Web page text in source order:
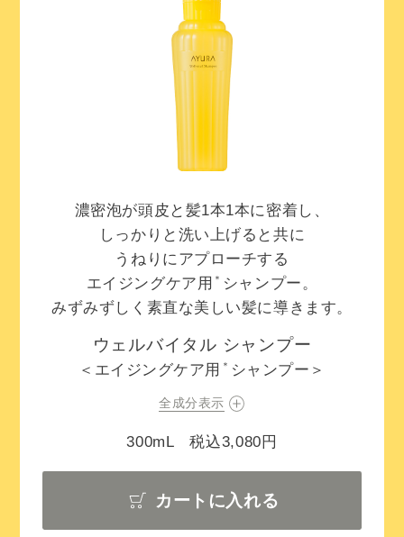
濃密泡が頭皮と髪1本1本に密着し、
しっかりと洗い上げると共に
うねりにアプローチする
エイジングケア用 ＊ シャンプー。
みずみずしく素直な美しい髪に導きます。
ウェルバイタル シャンプー
＜エイジングケア用 ＊ シャンプー＞
全成分表示
300mL 税込3,080円
カートに入れる